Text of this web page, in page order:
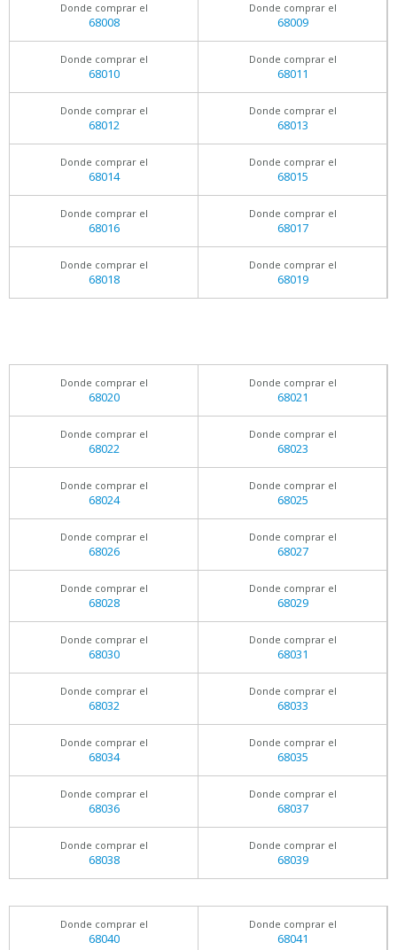
Donde comprar el
68008
Donde comprar el
68009
Donde comprar el
68010
Donde comprar el
68011
Donde comprar el
68012
Donde comprar el
68013
Donde comprar el
68014
Donde comprar el
68015
Donde comprar el
68016
Donde comprar el
68017
Donde comprar el
68018
Donde comprar el
68019
Donde comprar el
68020
Donde comprar el
68021
Donde comprar el
68022
Donde comprar el
68023
Donde comprar el
68024
Donde comprar el
68025
Donde comprar el
68026
Donde comprar el
68027
Donde comprar el
68028
Donde comprar el
68029
Donde comprar el
68030
Donde comprar el
68031
Donde comprar el
68032
Donde comprar el
68033
Donde comprar el
68034
Donde comprar el
68035
Donde comprar el
68036
Donde comprar el
68037
Donde comprar el
68038
Donde comprar el
68039
Donde comprar el
68040
Donde comprar el
68041